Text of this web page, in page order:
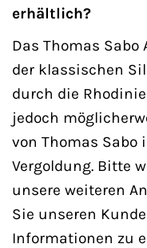
erhältlich?
Das Thomas Sabo
der klassischen
durch die
jedoch
von Thomas Sabo
Vergoldung. Bitte
unsere weiteren
Sie unseren
Informationen zu